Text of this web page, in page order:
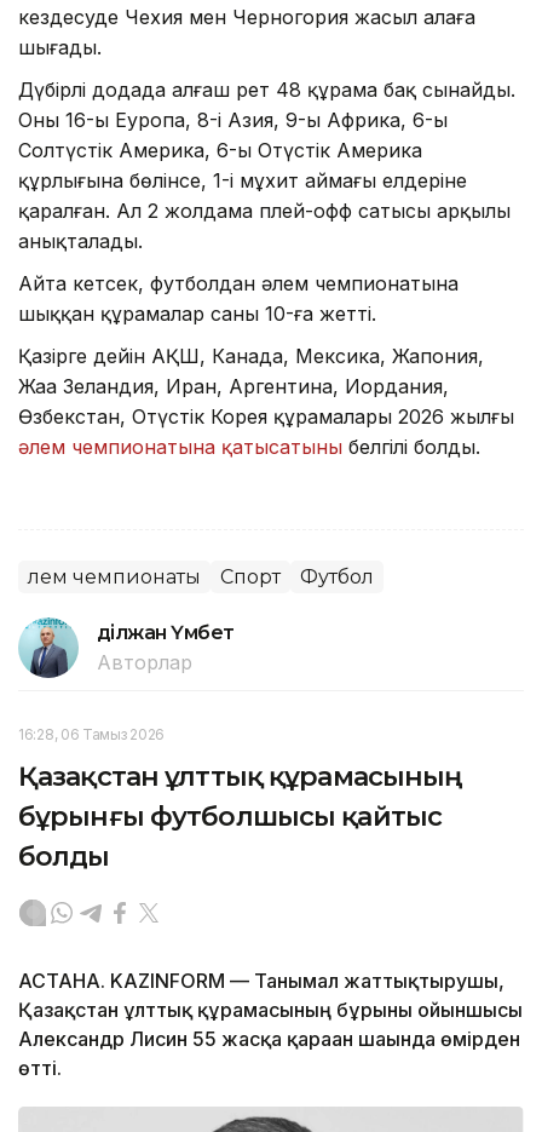
кездесуде Чехия мен Черногория жасыл алаңға
шығады.
Дүбірлі додада алғаш рет 48 құрама бақ сынайды.
Оның 16-ы Еуропа, 8-і Азия, 9-ы Африка, 6-ы
Солтүстік Америка, 6-ы Оңтүстік Америка
құрлығына бөлінсе, 1-і мұхит аймағы елдеріне
қаралған. Ал 2 жолдама плей-офф сатысы арқылы
анықталады.
Айта кетсек, футболдан әлем чемпионатына
шыққан құрамалар саны 10-ға жетті.
Қазірге дейін АҚШ, Канада, Мексика, Жапония,
Жаңа Зеландия, Иран, Аргентина, Иордания,
Өзбекстан, Оңтүстік Корея құрамалары 2026 жылғы
әлем чемпионатына қатысатыны белгілі болды.
Әлем чемпионаты Спорт Футбол
Әділжан Үмбет
Авторлар
16:28, 06 Тамыз 2026
Қазақстан ұлттық құрамасының
бұрынғы футболшысы қайтыс
болды
АСТАНА. KAZINFORM — Танымал жаттықтырушы,
Қазақстан ұлттық құрамасының бұрынғы ойыншысы
Александр Лисин 55 жасқа қараған шағында өмірден
өтті.